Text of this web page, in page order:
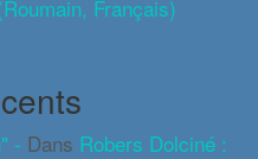
Français)
- Dans Robers Dolciné :